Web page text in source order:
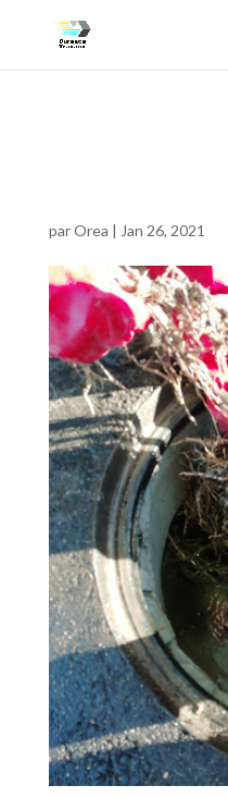
parOrea | Jan 26, 2021